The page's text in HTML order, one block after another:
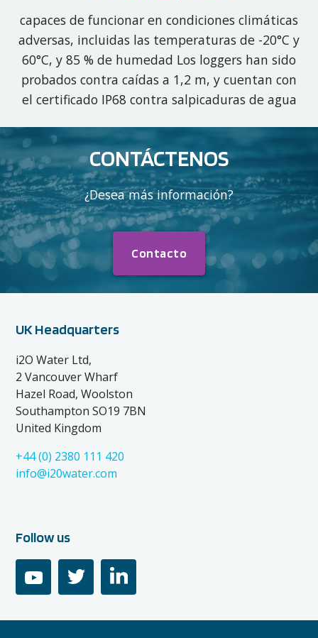
capaces de funcionar en condiciones climáticas
adversas, incluidas las temperaturas de -20°C y
60°C, y 85 % de humedad Los loggers han sido
probados contra caídas a 1,2 m, y cuentan con
el certificado IP68 contra salpicaduras de agua
CONTÁCTENOS
¿Desea más información?
Contacto
UK Headquarters
i2O Water Ltd,
2 Vancouver Wharf
Hazel Road, Woolston
Southampton SO19 7BN
United Kingdom
+44 (0) 2380 111 420
info@i20water.com
Follow us
youtube linkedin